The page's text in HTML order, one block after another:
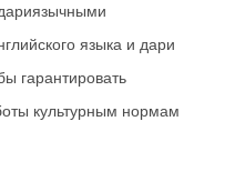
языка и дари
гарантировать
культурным нормам